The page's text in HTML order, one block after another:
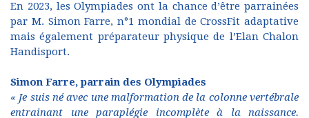
En 2023, les Olympiades ont la chance d’être parrainées
par M. Simon Farre, n°1 mondial de CrossFit adaptative
mais également préparateur physique de l’Elan Chalon
Handisport.
Simon Farre, parrain des Olympiades
« Je suis né avec une malformation de la colonne vertébrale
entrainant une paraplégie incomplète à la naissance.